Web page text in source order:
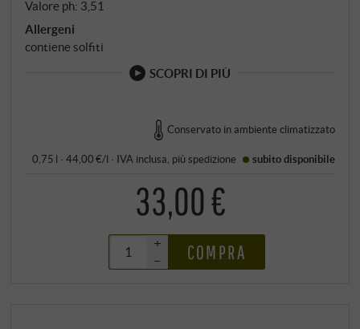
Valore ph: 3,51
Allergeni
contiene solfiti
SCOPRI DI PIÙ
Conservato in ambiente climatizzato
0,75 l · 44,00 €/l · IVA inclusa , piùspedizione subito disponibile
33,00 €
+
–
COMPRA